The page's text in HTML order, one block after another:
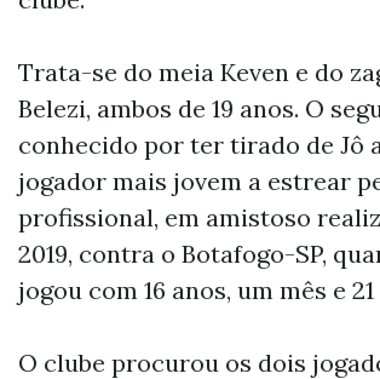
Trata-se do meia Keven e do
Belezi, ambos de 19 anos. O
conhecido por ter tirado de Jô
jogador mais jovem a estrear
profissional, em amistoso
2019, contra o Botafogo-SP,
jogou com 16 anos, um mês e 21
O clube procurou os dois